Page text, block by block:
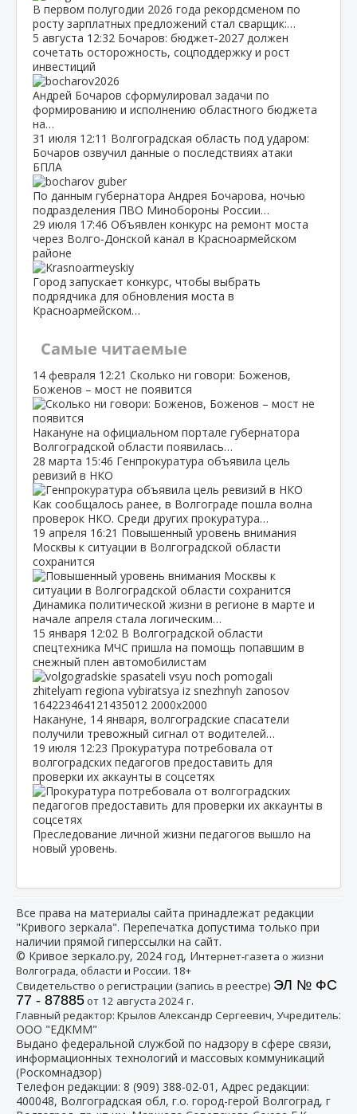
В первом полугодии 2026 года рекордсменом по
росту зарплатных предложений стал сварщик:…
5 августа 12:32 Бочаров: бюджет‑2027 должен
сочетать осторожность, соцподдержку и рост
инвестиций
Андрей Бочаров сформулировал задачи по
формированию и исполнению областного бюджета
на…
31 июля 12:11 Волгоградская область под ударом:
Бочаров озвучил данные о последствиях атаки
БПЛА
По данным губернатора Андрея Бочарова, ночью
подразделения ПВО Минобороны России…
29 июля 17:46 Объявлен конкурс на ремонт моста
через Волго‑Донской канал в Красноармейском
районе
Город запускает конкурс, чтобы выбрать
подрядчика для обновления моста в
Красноармейском…
Самые читаемые
14 февраля 12:21 Сколько ни говори: Боженов,
Боженов – мост не появится
Накануне на официальном портале губернатора
Волгоградской области появилась…
28 марта 15:46 Генпрокуратура объявила цель
ревизий в НКО
Как сообщалось ранее, в Волгограде пошла волна
проверок НКО. Среди других прокуратура…
19 апреля 16:21 Повышенный уровень внимания
Москвы к ситуации в Волгоградской области
сохранится
Динамика политической жизни в регионе в марте и
начале апреля стала логическим…
15 января 12:02 В Волгоградской области
спецтехника МЧС пришла на помощь попавшим в
снежный плен автомобилистам
Накануне, 14 января, волгоградские спасатели
получили тревожный сигнал от водителей…
19 июля 12:23 Прокуратура потребовала от
волгоградских педагогов предоставить для
проверки их аккаунты в соцсетях
Преследование личной жизни педагогов вышло на
новый уровень.
Все права на материалы сайта принадлежат редакции
"Кривого зеркала". Перепечатка допустима только при
наличии прямой гиперссылки на сайт.
© Кривое зеркало.ру, 2024 год, Интернет-газета о жизни
Волгограда, области и России. 18+
Свидетельство о регистрации (запись в реестре) ЭЛ № ФС
77 - 87885от 12 августа 2024 г.
Главный редактор: Крылов Александр Сергеевич, Учредитель:
ООО "ЕДКММ"
Выдано федеральной службой по надзору в сфере связи,
информационных технологий и массовых коммуникаций
(Роскомнадзор)
Телефон редакции: 8 (909) 388-02-01 , Адрес редакции:
400048, Волгоградская обл, г.о. город-герой Волгоград, г